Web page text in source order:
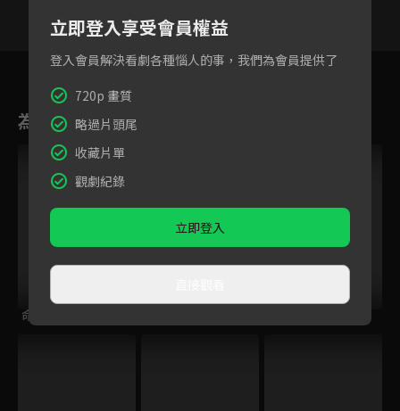
11 12 13 14 15
為您推薦
命運交響曲
立即登入享受會員權益
登入會員解決看劇各種惱人的事，我們為會員提供了
720p 畫質
略過片頭尾
收藏片單
觀劇紀錄
立即登入